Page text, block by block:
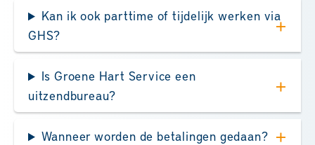
Kan ik ook parttime of tijdelijk werken via
GHS?
Is Groene Hart Service een
uitzendbureau?
Wanneer worden de betalingen gedaan?